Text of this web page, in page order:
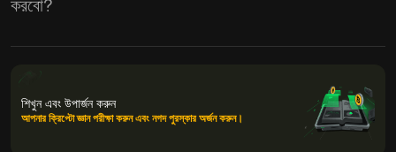
করবো?
শিখুন এবং উপার্জন করুন
আপনার ক্রিপ্টো জ্ঞান পরীক্ষা করুন এবং নগদ পুরস্কার অর্জন করুন।